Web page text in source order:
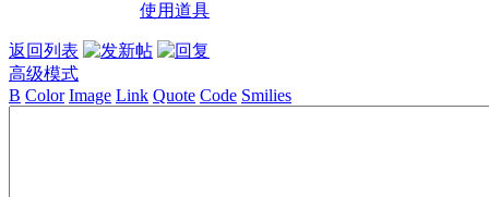
使用道具
返回列表
高级模式
B Color Image Link Quote Code Smilies